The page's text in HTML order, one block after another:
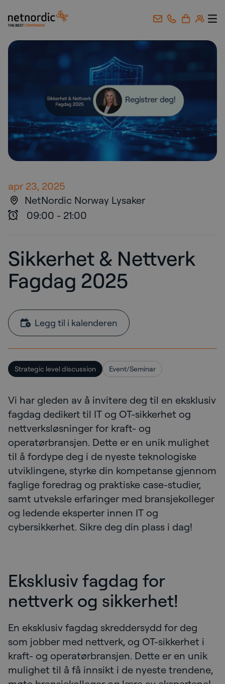
NetNordic Norway
apr 23, 2025
NetNordic Norway Lysaker
09:00 - 21:00
Sikkerhet & Nettverk
Fagdag 2025
Legg til i kalenderen
Strategic level discussion Event/Seminar
Vi har gleden av å invitere deg til en eksklusiv
fagdag dedikert til IT og OT-sikkerhet og
nettverksløsninger for kraft- og
operatørbransjen. Dette er en unik mulighet
til å fordype deg i de nyeste teknologiske
utviklingene, styrke din kompetanse gjennom
faglige foredrag og praktiske case-studier,
samt utveksle erfaringer med bransjekolleger
og ledende eksperter innen IT og
cybersikkerhet. Sikre deg din plass i dag!
Eksklusiv fagdag for
nettverk og sikkerhet!
En eksklusiv fagdag skreddersydd for deg
som jobber med nettverk, og OT-sikkerhet i
kraft- og operatørbransjen. Dette er en unik
mulighet til å få innsikt i de nyeste trendene,